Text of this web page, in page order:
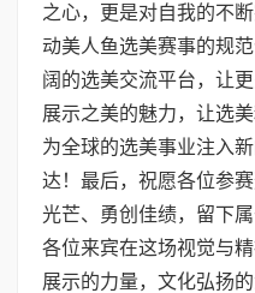
之心，更是对自我的不
动美人鱼选美赛事的规
阔的选美交流平台，让
展示之美的魅力，让选
为全球的选美事业注入
达！最后，祝愿各位参
光芒、勇创佳绩，留下
各位来宾在这场视觉与
展示的力量，文化弘扬